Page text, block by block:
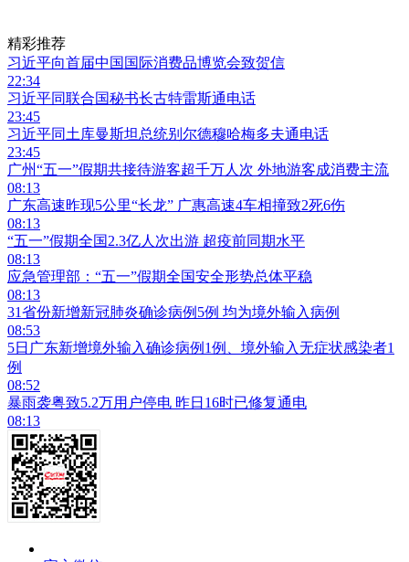
精彩推荐
习近平向首届中国国际消费品博览会致贺信
22:34
习近平同联合国秘书长古特雷斯通电话
23:45
习近平同土库曼斯坦总统别尔德穆哈梅多夫通电话
23:45
广州“五一”假期共接待游客超千万人次 外地游客成消费主流
08:13
广东高速昨现5公里“长龙” 广惠高速4车相撞致2死6伤
08:13
“五一”假期全国2.3亿人次出游 超疫前同期水平
08:13
应急管理部：“五一”假期全国安全形势总体平稳
08:13
31省份新增新冠肺炎确诊病例5例 均为境外输入病例
08:53
5日广东新增境外输入确诊病例1例、境外输入无症状感染者1
例
08:52
暴雨袭粤致5.2万用户停电 昨日16时已修复通电
08:13